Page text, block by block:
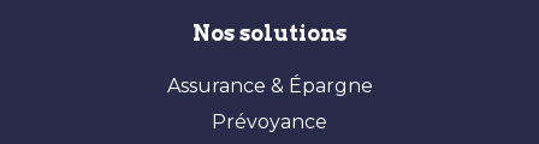
Nos solutions
Assurance & Épargne
Prévoyance